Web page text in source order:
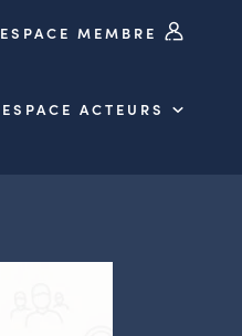
ESPACE MEMBRE
ESPACE ACTEURS